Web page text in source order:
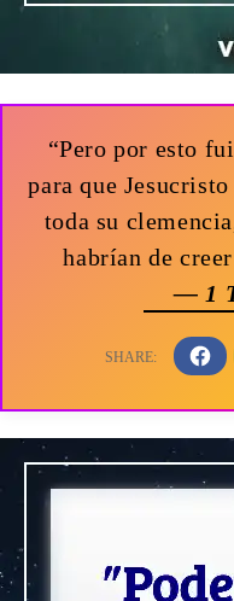
“Pero por esto
para que
toda su
habrían de
— 1